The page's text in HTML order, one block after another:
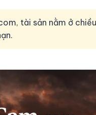
tài sản nằm ở